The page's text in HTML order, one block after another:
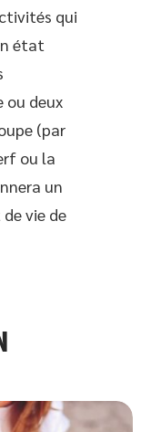
qui
état
ou deux
(par
ou la
un
vie de